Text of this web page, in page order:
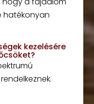
hatékonyan
kezelésére